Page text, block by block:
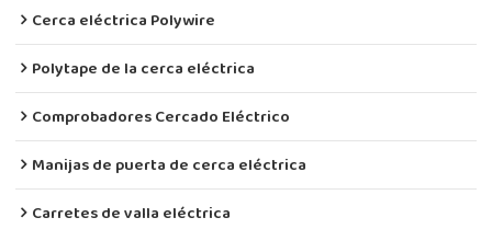
Cerca eléctrica Polywire
Polytape de la cerca eléctrica
Comprobadores Cercado Eléctrico
Manijas de puerta de cerca eléctrica
Carretes de valla eléctrica